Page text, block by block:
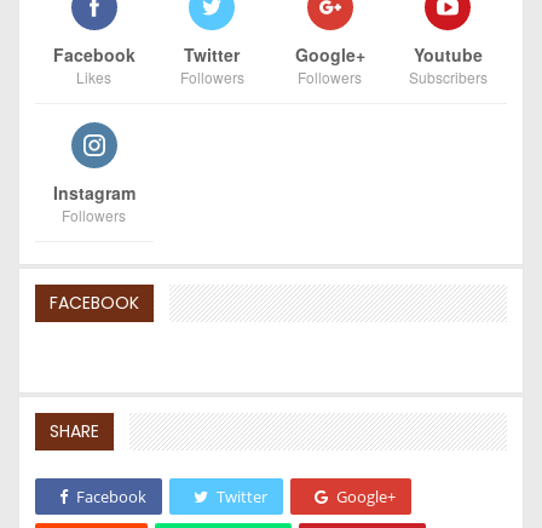
Facebook
Likes
Twitter
Followers
Google+
Followers
Youtube
Subscribers
Instagram
Followers
FACEBOOK
SHARE
Facebook Twitter Google+